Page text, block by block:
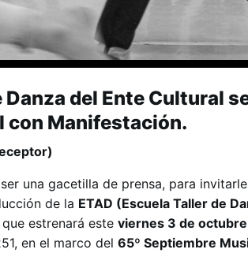
Danza del Ente Cultural
con Manifestación.
una gacetilla de prensa, para
de la ETAD (Escuela Taller de
que estrenará este viernes 3 de octubre
en el marco del 65º Septiembre